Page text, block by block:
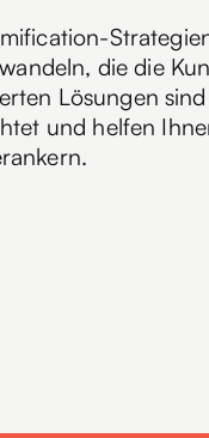
die die
Lösungen
und helfen